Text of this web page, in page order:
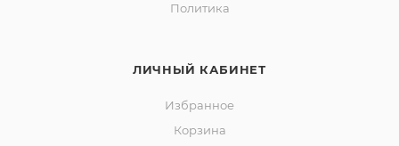
Политика
ЛИЧНЫЙ КАБИНЕТ
Избранное
Корзина